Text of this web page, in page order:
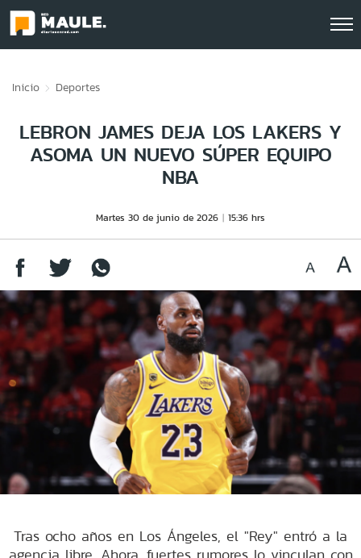
Inicio Deportes
LEBRON JAMES DEJA LOS LAKERS Y
ASOMA UN NUEVO SÚPER EQUIPO
NBA
Martes 30 de junio de 2026 15:36 hrs
Tras ocho años en Los Ángeles, el "Rey" entró a la